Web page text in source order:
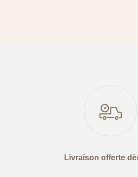
Livraison offerte